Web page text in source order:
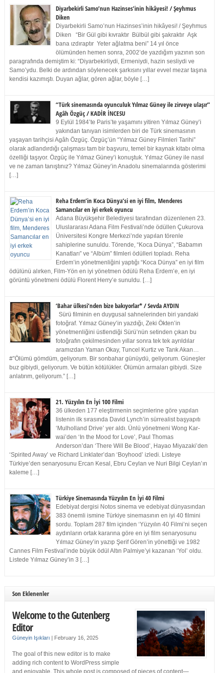
Diyarbekirli Samo’nun Hazinses’inin hikâyesi! / Şeyhmus
Diken
Diyarbekirli Samo’nun Hazinses’inin hikâyesi! / Şeyhmus
Diken “Bir Gül gibi kıvraktır Bülbül gibi şakraktır Aşk
bana ızdıraptır Yeter ağlatma beni” 14 yıl önce
ölümünden hemen sonra, 2002’de yazdığım yazının son
paragrafında demiştim ki: “Diyarbekirliydi, Ermeniydi, hazin sesliydi ve
Samo’ydu. Belki de ardından söylenecek şarkısını yıllar evvel mezar taşına
kendisi kazımıştı. Duyan ağlar, gören ağlar, böyle […]
“Türk sinemasında oyunculuk Yılmaz Güney ile zirveye ulaşır”
Agâh Özgüç / KADİR İNCESU
9 Eylül 1984’te Paris’te yaşamını yitiren Yılmaz Güney’i
yakından tanıyan isimlerden biri de Türk sinemasının
yaşayan tarihçisi Agâh Özgüç. Özgüç’ün “Yılmaz Güney Filmleri Tarihi”
olarak adlandırdığı çalışması tam bir başvuru, temel bir kaynak kitabı olma
özelliği taşıyor. Özgüç ile Yılmaz Güney’i konuştuk. Yılmaz Güney ile nasıl
ve ne zaman tanıştınız? Yılmaz Güney’in Anadolu sinemalarında gösterimi
[…]
Reha Erdem’in Koca Dünya’si en iyi film, Menderes
Samancılar en iyi erkek oyuncu
Adana Büyükşehir Belediyesi tarafından düzenlenen 23.
Uluslararası Adana Film Festivali’nde ödüllen Çukurova
Üniversitesi Kongre Merkezi’nde yapılan törenle
sahiplerine sunuldu. Törende, “Koca Dünya”, “Babamın
Kanatları” ve “Albüm” filmleri ödülleri topladı. Reha
Erdem’in yönetmenliğini yaptığı “Koca Dünya” en iyi film
ödülünü alırken, Film-Yön en iyi yönetmen ödülü Reha Erdem’e, en iyi
görüntü yönetmeni ödülü Florent Herry’e sunuldu. […]
‘Bahar ülkesi’nden bize bakıyorlar* / Sevda AYDIN
Sürü filminin en duygusal sahnelerinden biri yandaki
fotoğraf. Yılmaz Güney’in yazdığı, Zeki Ökten’in
yönetmenliğini üstlendiği Sürü’nün setinden çıkan bu
fotoğrafın çekilmesinden yıllar sonra tek tek ayrıldılar
aramızdan Yaman Okay, Tuncel Kurtiz ve Tarık Akan…
#”Ölümü gömdüm, geliyorum. Bir sonbahar günüydü, geliyorum. Güneşler
buz gibiydi, geliyorum. Ve bütün kötülükler. Ölümün armaları gibiydi. Size
anlatırım, geliyorum.” […]
21. Yüzyılın En İyi 100 Filmi
36 ülkeden 177 eleştirmenin seçimlerine göre yapılan
listenin ilk sırasında David Lynch’in sürrealist başyapıtı
‘Mulholland Drive’ yer aldı. Ünlü yönetmeni Wong Kar-
wai’den ‘In the Mood for Love’, Paul Thomas
Anderson’dan ‘There Will Be Blood’, Hayao Miyazaki’den
‘Spirited Away’ ve Richard Linklater’dan ‘Boyhood’ izledi. Listeye
Türkiye’den senaryosunu Ercan Kesal, Ebru Ceylan ve Nuri Bilgi Ceylan’ın
kaleme […]
Türkiye Sinemasında Yüzyılın En İyi 40 Filmi
Edebiyat dergisi Notos sinema ve edebiyat dünyasından
383 önemli ismine Türkiye sinemasının en iyi 40 filmini
sordu. Toplam 287 film içinden ‘Yüzyılın 40 Filmi’ni seçen
aydınların ortak kararına göre en iyi film senaryosunu
Yılmaz Güney’in yazıp Şerif Gören’in yönettiği ve 1982
Cannes Film Festival’inde büyük ödül Altın Palmiye’yi kazanan ‘Yol’ oldu.
Listede Yılmaz Güney’in 3 […]
Son Eklenenler
Welcome to the Gutenberg
Editor
Güneyin Işıkları | February 16, 2025
The goal of this new editor is to make
adding rich content to WordPress simple
and enjoyable. This whole post is composed of pieces of content—